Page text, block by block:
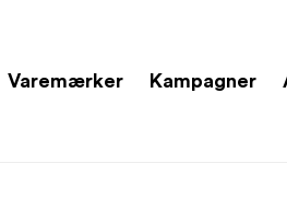
Varemærker Kampagner